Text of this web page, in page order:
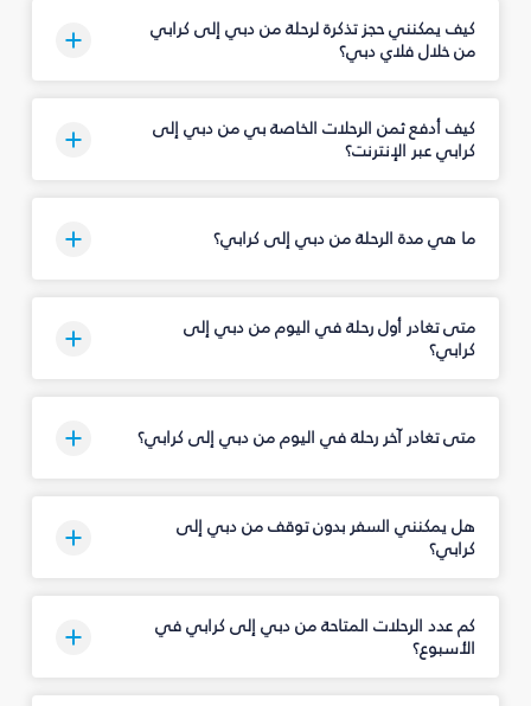
كيف يمكنني حجز تذكرة لرحلة من دبي إلى كرابي
من خلال فلاي دبي؟
كيف أدفع ثمن الرحلات الخاصة بي من دبي إلى
كرابي عبر الإنترنت؟
ما هي مدة الرحلة من دبي إلى كرابي؟
متى تغادر أول رحلة في اليوم من دبي إلى
كرابي؟
متى تغادر آخر رحلة في اليوم من دبي إلى كرابي؟
هل يمكنني السفر بدون توقف من دبي إلى
كرابي؟
كم عدد الرحلات المتاحة من دبي إلى كرابي في
الأسبوع؟